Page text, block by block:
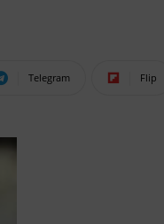
Telegram Flip